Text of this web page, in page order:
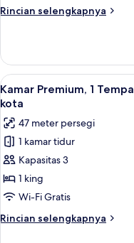
Tidur
Rincian selengkapnya
Rincian
Kamar
Premium,
1
Tempat
King,
sudut
Lihat
semua
foto
untuk
Kamar
Premium,
1
Tempat
Tidur
King,
5
Kamar Premium, 1
kota
47 meter persegi
1 kamar tidur
Kapasitas 3
1 king
Wi-Fi Gratis
Rincian selengkapnya
Rincian